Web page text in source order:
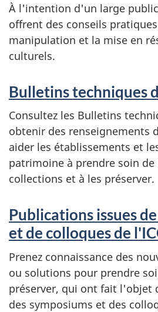
À l'intention d'un large
offrent des conseils
manipulation et la mise en
culturels.
Bulletins techniques
Consultez les Bulletins
obtenir des renseignements
aider les établissements et
patrimoine à prendre soin
collections et à les préserver.
Publications issues
et de colloques de
Prenez connaissance des
ou solutions pour prendre
préserver, qui ont fait l'objet
des symposiums et des